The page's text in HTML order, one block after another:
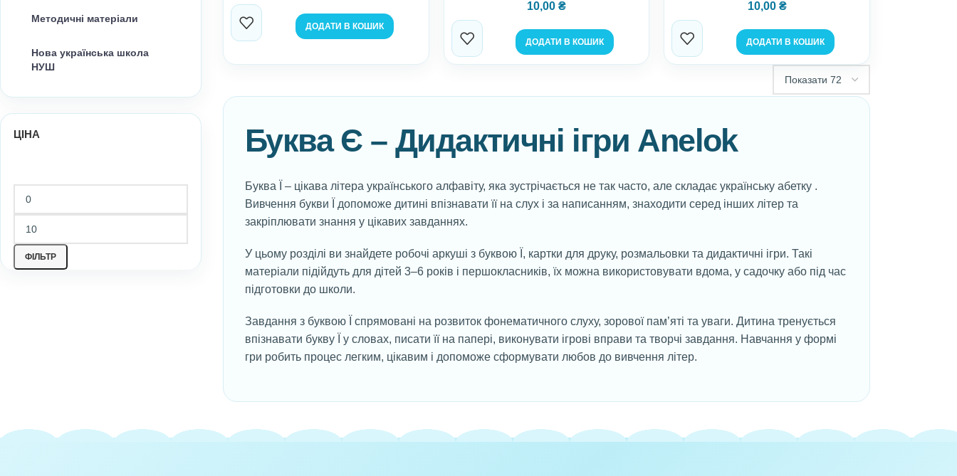
Методичні матеріали
Нова українська школа
НУШ
ЦІНА
ФІЛЬТР
ДОДАТИ В КОШИК
10,00 ₴
ДОДАТИ В КОШИК
10,00 ₴
ДОДАТИ В КОШИК
Буква Є – Дидактичні ігри Anelok
Буква Ї – цікава літера українського алфавіту, яка зустрічається не так часто, але складає українську абетку .
Вивчення букви Ї допоможе дитині впізнавати її на слух і за написанням, знаходити серед інших літер та
закріплювати знання у цікавих завданнях.
У цьому розділі ви знайдете робочі аркуші з буквою Ї, картки для друку, розмальовки та дидактичні ігри. Такі
матеріали підійдуть для дітей 3–6 років і першокласників, їх можна використовувати вдома, у садочку або під час
підготовки до школи.
Завдання з буквою Ї спрямовані на розвиток фонематичного слуху, зорової пам’яті та уваги. Дитина тренується
впізнавати букву Ї у словах, писати її на папері, виконувати ігрові вправи та творчі завдання. Навчання у формі
гри робить процес легким, цікавим і допоможе сформувати любов до вивчення літер.